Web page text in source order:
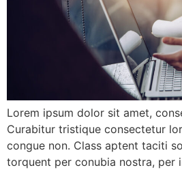
Lorem ipsum dolor sit amet,
Curabitur tristique consectetur
congue non. Class aptent taciti
torquent per conubia nostra, per